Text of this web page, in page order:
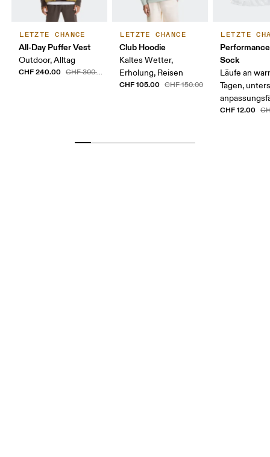
LETZTE CHANCE
All-Day Puffer Vest
Outdoor, Alltag
CHF 240.00 CHF 300.00
LETZTE CHANCE
Club Hoodie
Kaltes Wetter,
Erholung, Reisen
CHF 105.00 CHF 150.00
LETZTE
Sock
Läufe an
Tagen,
CHF 12.00